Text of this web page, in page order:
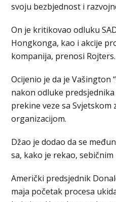
svoju bezbjednost i
On je kritikovao odluku
Hongkonga, kao i akcije
kompanija, prenosi Rojters.
Ocijenio je da je Vašington
nakon odluke
prekine veze sa Svjetskom
organizacijom.
Džao je dodao da se
sa, kako je rekao, sebičnim
Američki predsjednik
maja početak procesa